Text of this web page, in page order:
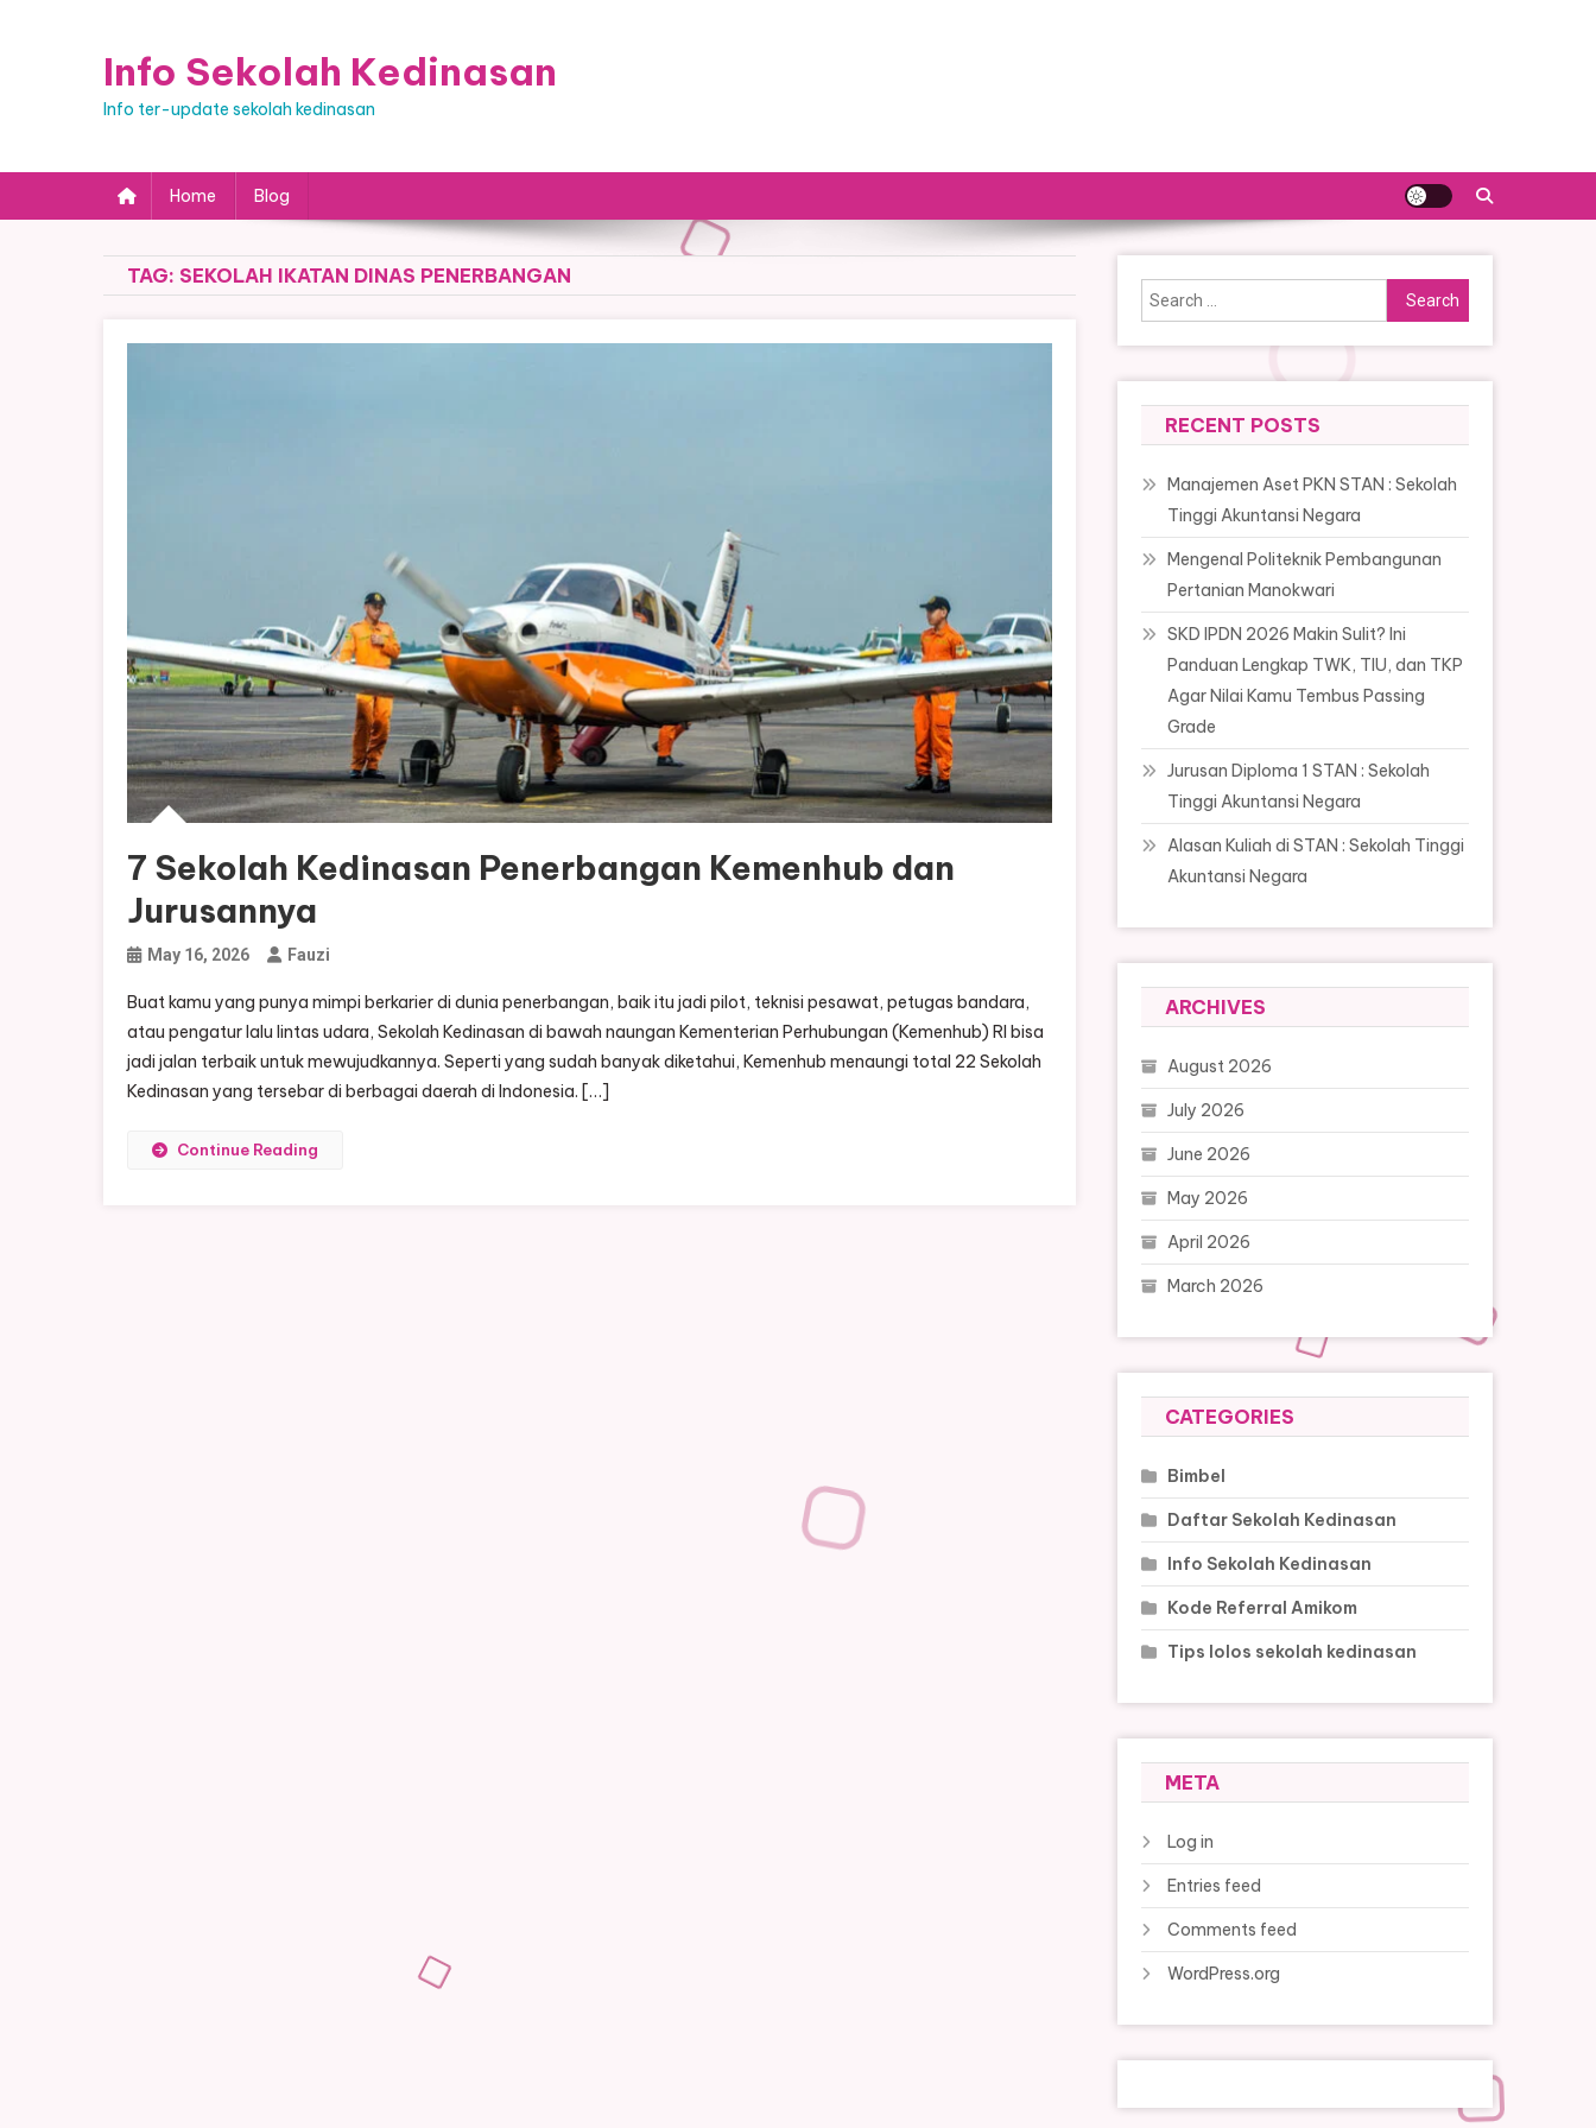
Info Sekolah Kedinasan
Info ter-update sekolah kedinasan
Home Blog
TAG: SEKOLAH IKATAN DINAS PENERBANGAN
7 Sekolah Kedinasan Penerbangan Kemenhub dan
Jurusannya
May 16, 2026 Fauzi
Buat kamu yang punya mimpi berkarier di dunia penerbangan, baik itu jadi pilot, teknisi pesawat, petugas bandara,
atau pengatur lalu lintas udara, Sekolah Kedinasan di bawah naungan Kementerian Perhubungan (Kemenhub) RI bisa
jadi jalan terbaik untuk mewujudkannya. Seperti yang sudah banyak diketahui, Kemenhub menaungi total 22 Sekolah
Kedinasan yang tersebar di berbagai daerah di Indonesia. […]
Continue Reading
Search
for:
RECENT POSTS
Manajemen Aset PKN STAN : Sekolah
Tinggi Akuntansi Negara
Mengenal Politeknik Pembangunan
Pertanian Manokwari
SKD IPDN 2026 Makin Sulit? Ini
Panduan Lengkap TWK, TIU, dan TKP
Agar Nilai Kamu Tembus Passing
Grade
Jurusan Diploma 1 STAN : Sekolah
Tinggi Akuntansi Negara
Alasan Kuliah di STAN : Sekolah Tinggi
Akuntansi Negara
ARCHIVES
August 2026
July 2026
June 2026
May 2026
April 2026
March 2026
CATEGORIES
Bimbel
Daftar Sekolah Kedinasan
Info Sekolah Kedinasan
Kode Referral Amikom
Tips lolos sekolah kedinasan
META
Log in
Entries feed
Comments feed
WordPress.org